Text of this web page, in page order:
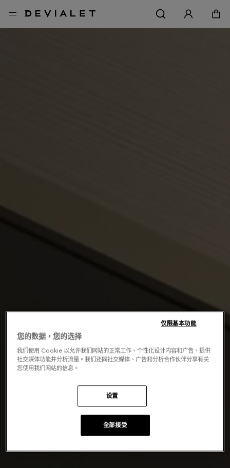
您的数据，您的选择
我们使用 Cookie 以允许我们网站的正常工作、个性化设计内容和广告、提供
社交媒体功能并分析流量。我们还同社交媒体、广告和分析合作伙伴分享有关
您使用我们网站的信息。
设置
仅限基本功能
全部接受